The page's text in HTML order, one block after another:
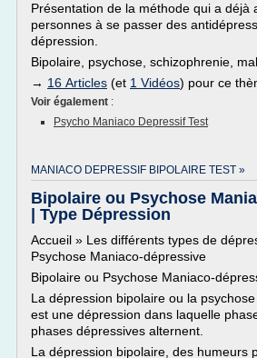
Présentation de la méthode qui a déjà
personnes à se passer des
dépression.
Bipolaire, psychose, schizophrenie,
→ 16 Articles (et 1 Vidéos) pour ce
Voir également :
Psycho Maniaco Depressif Test
MANIACO DEPRESSIF BIPOLAIRE TEST »
Bipolaire ou Psychose
| Type Dépression
Accueil » Les différents types de
Psychose Maniaco-dépressive
Bipolaire ou Psychose Maniaco-
La dépression bipolaire ou la
est une dépression dans laquelle
phases dépressives alternent.
La dépression bipolaire, des humeurs